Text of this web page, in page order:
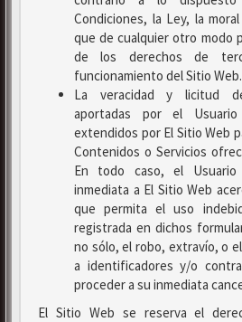
Condiciones, la Ley, la
que de cualquier otro modo
de los derechos de
funcionamiento del Sitio Web.
La veracidad y licitud
aportadas por el
extendidos por El Sitio Web
Contenidos o Servicios
En todo caso, el
inmediata a El Sitio Web
que permita el uso
registrada en dichos
no sólo, el robo, extravío, o
a identificadores y/o
proceder a su inmediata
El Sitio Web se reserva el